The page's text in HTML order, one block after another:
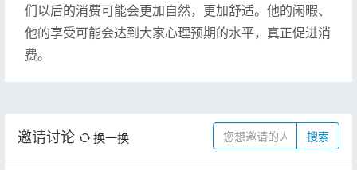
们以后的消费可能会更加自然，更加舒适。他的闲暇、
他的享受可能会达到大家心理预期的水平，真正促进消
费。
邀请讨论 换一换 搜索